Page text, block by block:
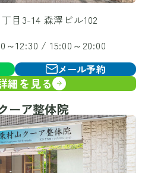
目3-14 森澤ビル102
12:30 / 15:00～20:00
メール予約
細を見る
ーア整体院